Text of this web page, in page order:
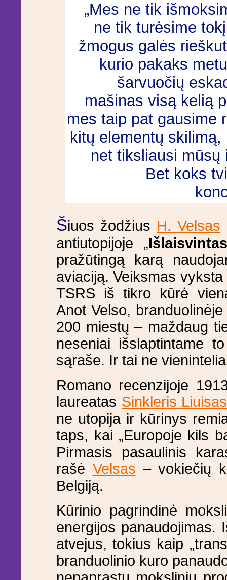
„Mes ne tik
ne tik turėsime
žmogus galės
kurio pakaks
šarvuočių
mašinas visą kelią
mes taip pat gausime
kitų elementų
net tiksliausi mūsų
Bet koks
Šiuos žodžius H. Velsas
antiutopijoje „
pražūtingą karą
aviaciją. Veiksmas
TSRS iš tikro kūrė
Anot Velso,
200 miestų – maždaug
neseniai išslaptintame
sąraše. Ir tai ne
Romano recenzijoje
laureatas Sinkleris Liuisas
ne utopija ir kūrinys
taps, kai „Europoje kils
Pirmasis pasaulinis
rašė Velsas – vokiečių
Belgiją.
Kūrinio pagrindinė
energijos panaudojimas.
atvejus, tokius kaip
branduolinio kuro